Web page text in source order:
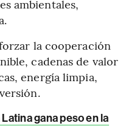
ambientales,
la cooperación
cadenas de valor
energía limpia,
gana peso en la